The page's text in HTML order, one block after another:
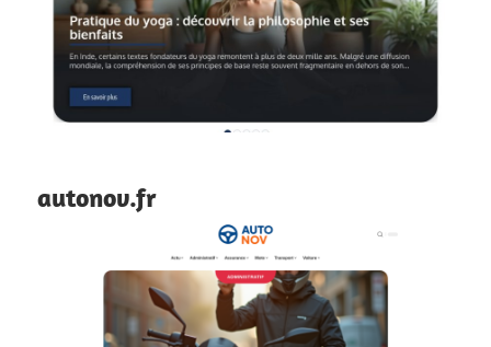
autonov.fr